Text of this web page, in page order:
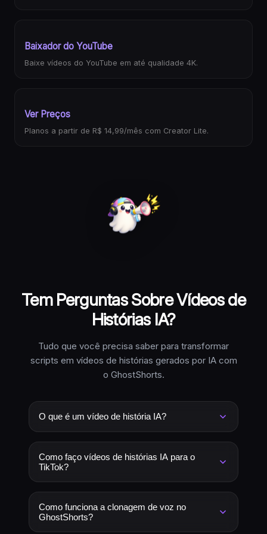
Baixador do YouTube
Baixe vídeos do YouTube em até qualidade 4K.
Ver Preços
Planos a partir de R$ 14,99/mês com Creator Lite.
Tem Perguntas Sobre Vídeos de
Histórias IA?
Tudo que você precisa saber para transformar
scripts em vídeos de histórias gerados por IA com
o GhostShorts.
O que é um vídeo de história IA?
edição. Você fornece um script ou história, e a
cena, adiciona narração com voz, sincroniza
legendas e exporta um vídeo finalizado.
Como faço vídeos de histórias IA para o
TikTok?
imagens IA para cada cena, adiciona narração,
Como funciona a clonagem de voz no
GhostShorts?